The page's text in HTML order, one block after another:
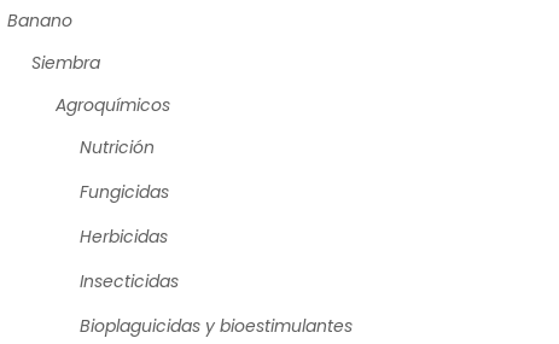
Banano
Siembra
Agroquímicos
Nutrición
Fungicidas
Herbicidas
Insecticidas
Bioplaguicidas y bioestimulantes